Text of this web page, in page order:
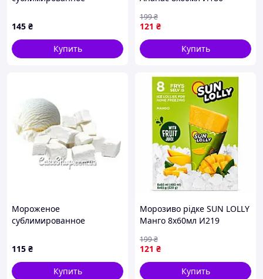
145 ₴
Купить
121 ₴
199₴
Купить
Мороженое
сублимированное
115 ₴
Купить
Морозиво рідке SUN LOLLY
Манго 8х60мл И219
121 ₴
199₴
Купить